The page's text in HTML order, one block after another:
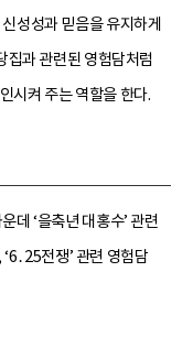
성성과 믿음을 유지하게
집과 관련된 영험담처럼
시켜 주는 역할을 한다.
데 ‘을축년 대홍수’ 관련
전쟁’ 관련 영험담